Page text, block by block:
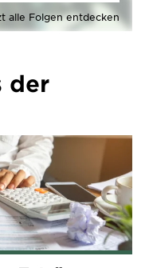
alle Folgen entdecken
der